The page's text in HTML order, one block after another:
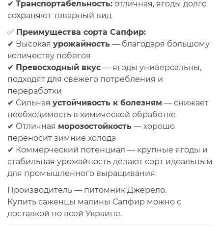
✔ Транспортабельность: отличная, ягоды долго
сохраняют товарный вид
✅ Преимущества сорта Сапфир:
✔ Высокая урожайность — благодаря большому
количеству побегов
✔ Превосходный вкус — ягоды универсальны,
подходят для свежего потребления и
переработки
✔ Сильная устойчивость к болезням — снижает
необходимость в химической обработке
✔ Отличная морозостойкость — хорошо
переносит зимние холода
✔ Коммерческий потенциал — крупные ягоды и
стабильная урожайность делают сорт идеальным
для промышленного выращивания
Производитель — питомник Джерело.
Купить саженцы малины Сапфир можно с
доставкой по всей Украине.